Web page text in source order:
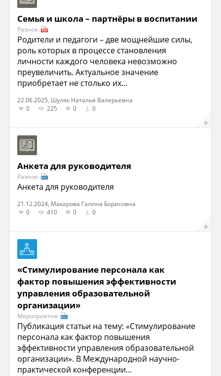
Семья и школа – партнёры в воспитании
Разное
Родители и педагоги – две мощнейшие силы,
роль которых в процессе становления
личности каждого человека невозможно
преувеличить. Актуальное значение
приобретает не столько их...
22.06.2025, Шуляк Наталья Валерьевна
0
225 0 0
Анкета для руководителя
Разное
Анкета для руководителя
21.12.2024, Макарова Галина Борисовна
0
410 0 0
«Стимулирование персонала как
фактор повышения эффективности
управления образовательной
организации»
Мероприятия
Публикация статьи на тему: «Стимулирование
персонала как фактор повышения
эффективности управления образовательной
организации». В Международной научно-
практической конференции...